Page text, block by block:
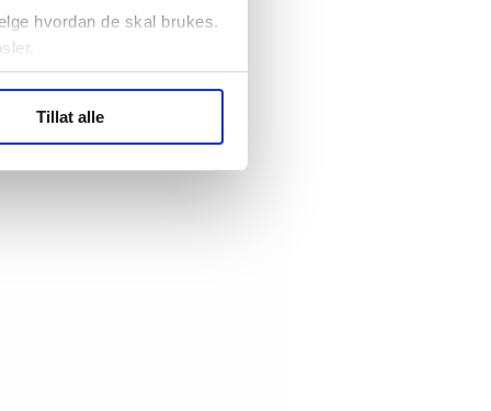
hvordan de skal brukes.
statistikk.
Tillat alle